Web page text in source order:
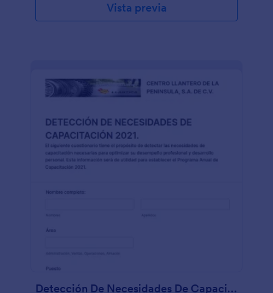
Vista previa
Detección De Necesidades De Capacitación 2021. Llantica